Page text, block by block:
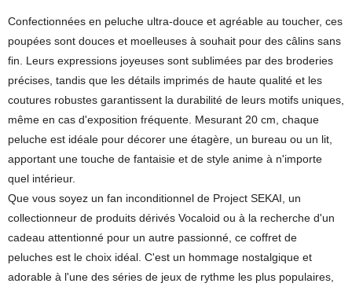
Confectionnées en peluche ultra-douce et agréable au toucher, ces
poupées sont douces et moelleuses à souhait pour des câlins sans
fin. Leurs expressions joyeuses sont sublimées par des broderies
précises, tandis que les détails imprimés de haute qualité et les
coutures robustes garantissent la durabilité de leurs motifs uniques,
même en cas d'exposition fréquente. Mesurant 20 cm, chaque
peluche est idéale pour décorer une étagère, un bureau ou un lit,
apportant une touche de fantaisie et de style anime à n'importe
quel intérieur.
Que vous soyez un fan inconditionnel de Project SEKAI, un
collectionneur de produits dérivés Vocaloid ou à la recherche d'un
cadeau attentionné pour un autre passionné, ce coffret de
peluches est le choix idéal. C'est un hommage nostalgique et
adorable à l'une des séries de jeux de rythme les plus populaires,